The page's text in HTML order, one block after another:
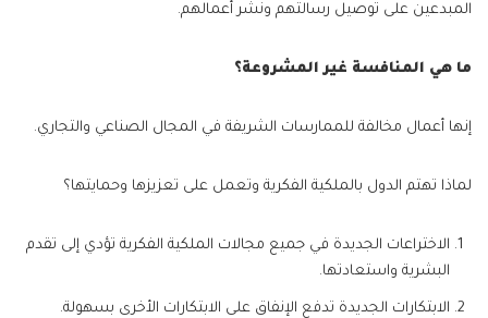
المبدعين على توصيل رسالتهم ونشر أعمالهم.
ما هي المنافسة غير المشروعة؟
إنها أعمال مخالفة للممارسات الشريفة في المجال الصناعي والتجاري.
لماذا تهتم الدول بالملكية الفكرية وتعمل على تعزيزها وحمايتها؟
الاختراعات الجديدة في جميع مجالات الملكية الفكرية تؤدي إلى تقدم
البشرية واستعادتها.
الابتكارات الجديدة تدفع الإنفاق على الابتكارات الأخرى بسهولة.